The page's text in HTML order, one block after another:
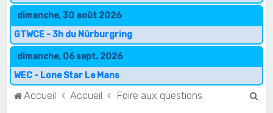
dimanche, 30 août 2026
GTWCE - 3h du Nürburgring
dimanche, 06 sept. 2026
WEC - Lone Star Le Mans
Accueil Accueil Foire aux questions